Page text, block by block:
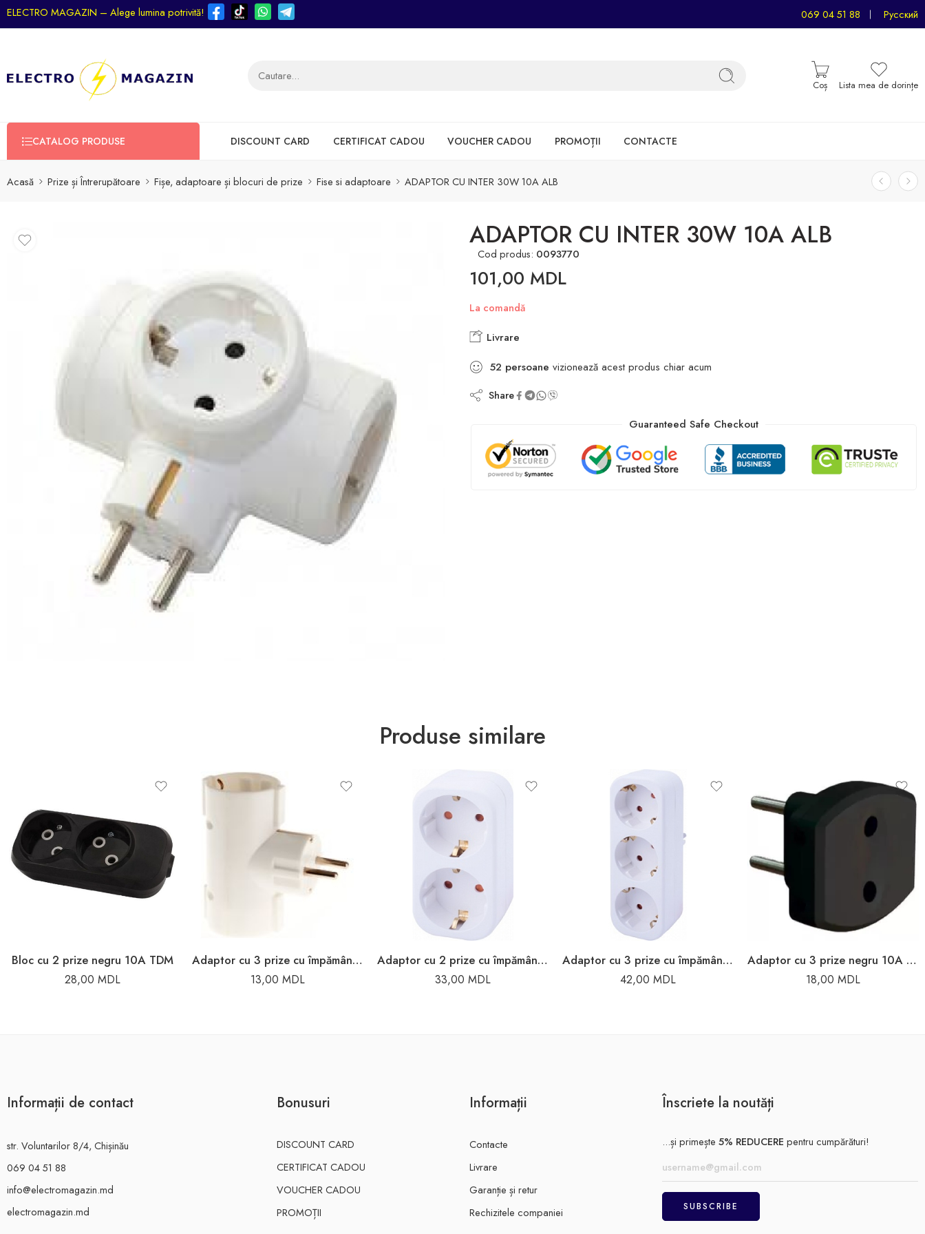
ELECTRO MAGAZIN – Alege lumina potrivită! 069 04 51 88 Русский
Coș Lista mea de dorințe
CATALOG PRODUSE DISCOUNT CARD CERTIFICAT CADOU VOUCHER CADOU PROMOȚII CONTACTE
Acasă Prize și Întrerupătoare Fișe, adaptoare și blocuri de prize Fise si adaptoare ADAPTOR CU INTER 30W 10A ALB
ADAPTOR CU INTER 30W 10A ALB
Cod produs: 0093770
101,00 MDL
La comandă
Livrare
52 persoane vizionează acest produs chiar acum
Share
Guaranteed Safe Checkout
Produse similare
Bloc cu 2 prize negru 10A TDM
28,00 MDL
Adaptor cu 3 prize cu împământare alb 16A Depa
13,00 MDL
Adaptor cu 2 prize cu împământare alb 2P+PE 16A 220V Enext
33,00 MDL
Adaptor cu 3 prize cu împământare alb 220V 2P+PE 16A 220V Enext
42,00 MDL
Adaptor cu 3 prize negru 10A Neomax
18,00 MDL
Informații de contact
str. Voluntarilor 8/4, Chișinău
069 04 51 88
info@electromagazin.md
electromagazin.md
Bonusuri
DISCOUNT CARD
CERTIFICAT CADOU
VOUCHER CADOU
PROMOȚII
Informații
Contacte
Livrare
Garanție și retur
Rechizitele companiei
Înscriete la noutăți
...și primește 5% REDUCERE pentru cumpărături!